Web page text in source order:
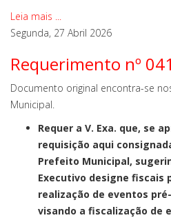
Leia mais ...
Segunda, 27 Abril 2026
Requerimento nº
Documento original encontra-se
Municipal.
Requer a V. Exa. que, se
requisição aqui
Prefeito Municipal,
Executivo designe fiscais
realização de eventos
visando a fiscalização de